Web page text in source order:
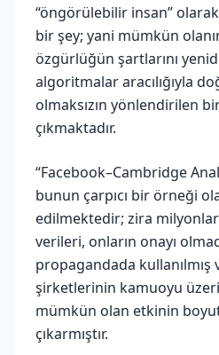
“öngörülebilir insan”
bir şey; yani mümkün
özgürlüğün şartlarını
algoritmalar aracılığıyla
olmaksızın yönlendirilen
çıkmaktadır.
“Facebook–Cambridge
bunun çarpıcı bir örneği
edilmektedir; zira
verileri, onların onayı
propagandada
şirketlerinin kamuoyu
mümkün olan etkinin
çıkarmıştır.